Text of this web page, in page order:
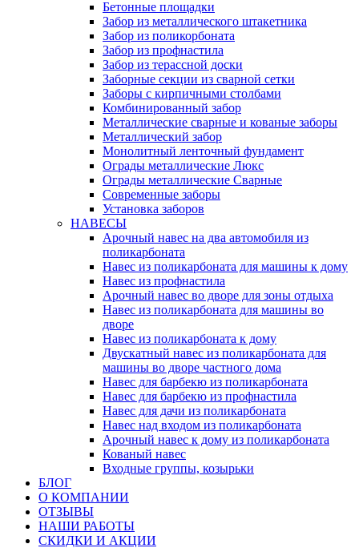
Бетонные площадки
Забор из металлического штакетника
Забор из поликорбоната
Забор из профнастила
Забор из терассной доски
Заборные секции из сварной сетки
Заборы с кирпичными столбами
Комбинированный забор
Металлические сварные и кованые заборы
Металлический забор
Монолитный ленточный фундамент
Ограды металлические Люкс
Ограды металлические Сварные
Современные заборы
Установка заборов
НАВЕСЫ
Арочный навес на два автомобиля из
поликарбоната
Навес из поликарбоната для машины к дому
Навес из профнастила
Арочный навес во дворе для зоны отдыха
Навес из поликарбоната для машины во
дворе
Навес из поликарбоната к дому
Двускатный навес из поликарбоната для
машины во дворе частного дома
Навес для барбекю из поликарбоната
Навес для барбекю из профнастила
Навес для дачи из поликарбоната
Навес над входом из поликарбоната
Арочный навес к дому из поликарбоната
Кованый навес
Входные группы, козырьки
БЛОГ
О КОМПАНИИ
ОТЗЫВЫ
НАШИ РАБОТЫ
СКИДКИ И АКЦИИ